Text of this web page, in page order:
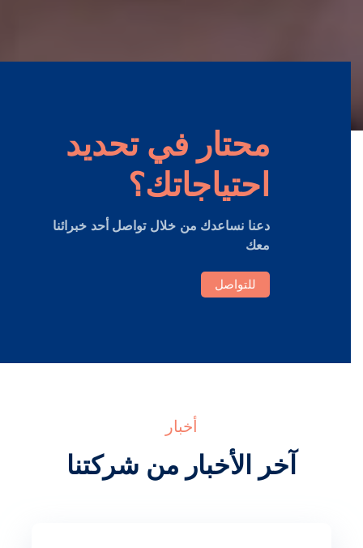
محتار في تحديد
احتياجاتك؟
دعنا نساعدك من خلال تواصل أحد خبرائنا
معك
للتواصل
أخبار
آخر الأخبار من شركتنا